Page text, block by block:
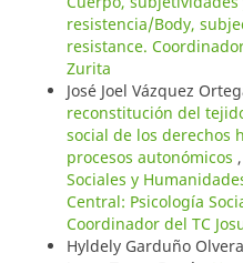
resistencia/Body,
resistance.
Zurita
José Joel Vázquez
reconstitución del
social de los derechos
procesos autonómicos ,
Sociales y
Central: Psicología
Coordinador del TC
Hyldely Garduño